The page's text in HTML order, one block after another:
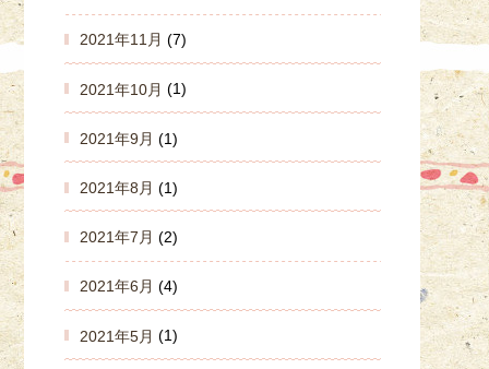
2021年11月 (7)
2021年10月 (1)
2021年9月 (1)
2021年8月 (1)
2021年7月 (2)
2021年6月 (4)
2021年5月 (1)